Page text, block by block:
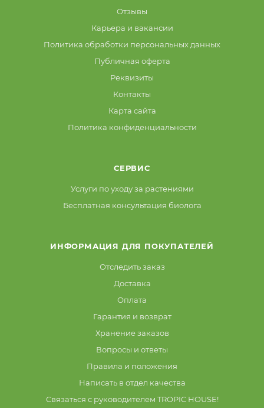
Отзывы
Карьера и вакансии
Политика обработки персональных данных
Публичная оферта
Реквизиты
Контакты
Карта сайта
Политика конфиденциальности
СЕРВИС
Услуги по уходу за растениями
Бесплатная консультация биолога
ИНФОРМАЦИЯ ДЛЯ ПОКУПАТЕЛЕЙ
Отследить заказ
Доставка
Оплата
Гарантия и возврат
Хранение заказов
Вопросы и ответы
Правила и положения
Написать в отдел качества
Связаться с руководителем TROPIC HOUSE!